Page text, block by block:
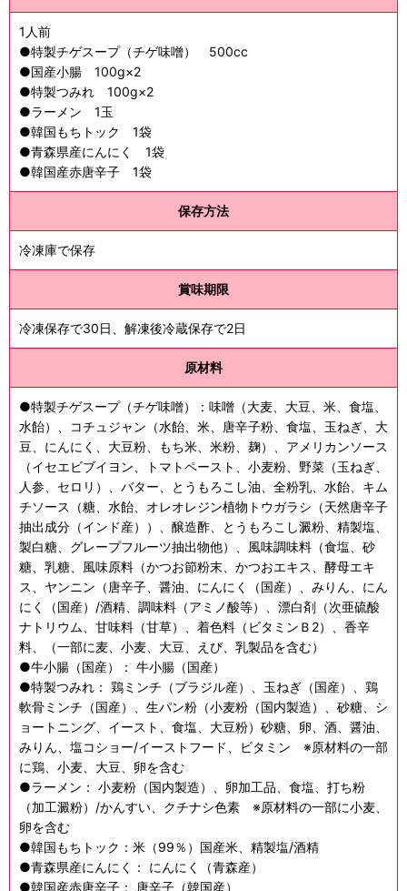
1人前
●特製チゲスープ（チゲ味噌） 500cc
●国産小腸 100g×2
●特製つみれ 100g×2
●ラーメン 1玉
●韓国もちトック 1袋
●青森県産にんにく 1袋
●韓国産赤唐辛子 1袋
保存方法
冷凍庫で保存
賞味期限
冷凍保存で30日、解凍後冷蔵保存で2日
原材料
●特製チゲスープ（チゲ味噌）：味噌（大麦、大豆、米、食塩、
水飴）、コチュジャン（水飴、米、唐辛子粉、食塩、玉ねぎ、大
豆、にんにく、大豆粉、もち米、米粉、麹）、アメリカンソース
（イセエビブイヨン、トマトペースト、小麦粉、野菜（玉ねぎ、
人参、セロリ）、バター、とうもろこし油、全粉乳、水飴、キム
チソース（糖、水飴、オレオレジン植物トウガラシ（天然唐辛子
抽出成分（インド産））、醸造酢、とうもろこし澱粉、精製塩、
製白糖、グレープフルーツ抽出物他）、風味調味料（食塩、砂
糖、乳糖、風味原料（かつお節粉末、かつおエキス、酵母エキ
ス、ヤンニン（唐辛子、醤油、にんにく（国産）、みりん、にん
にく（国産）/酒精、調味料（アミノ酸等）、漂白剤（次亜硫酸
ナトリウム、甘味料（甘草）、着色料（ビタミンＢ2）、香辛
料、（一部に麦、小麦、大豆、えび、乳製品を含む）
●牛小腸（国産）： 牛小腸（国産）
●特製つみれ： 鶏ミンチ（ブラジル産）、玉ねぎ（国産）、鶏
軟骨ミンチ（国産）、生パン粉（小麦粉（国内製造）、砂糖、シ
ョートニング、イースト、食塩、大豆粉）砂糖、卵、酒、醤油、
みりん、塩コショー/イーストフード、ビタミン ※原材料の一部
に鶏、小麦、大豆、卵を含む
●ラーメン： 小麦粉（国内製造）、卵加工品、食塩、打ち粉
（加工澱粉）/かんすい、クチナシ色素 ※原材料の一部に小麦、
卵を含む
●韓国もちトック：米（99％）国産米、精製塩/酒精
●青森県産にんにく： にんにく（青森産）
●韓国産赤唐辛子： 唐辛子（韓国産）